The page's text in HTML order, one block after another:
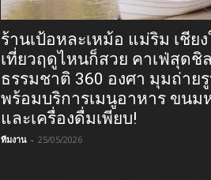
ร้านเป้อหละเหม้อ แม่ริม เชีย
เที่ยวฤดูไหนก็สวย คาเฟ่สุดชิ
ธรรมชาติ 360 องศา มุมถ่ายรู
พร้อมบริการเมนูอาหาร ขนม
และเครื่องดื่มเพียบ!
ทีมงาน - 25/05/2026